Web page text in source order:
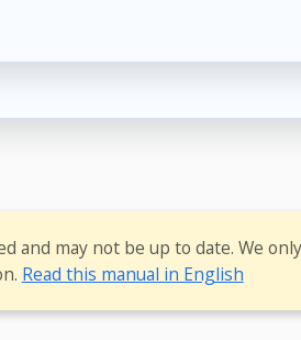
and may not be up to date. We
Read this manual in English